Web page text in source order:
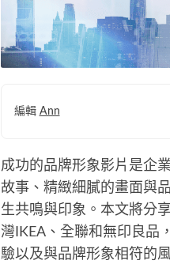
成功的品牌形象影片是企
故事、精緻細膩的畫面與
生共鳴與印象。本文將分
灣IKEA、全聯和無印良品
驗以及與品牌形象相符的
編輯 Ann